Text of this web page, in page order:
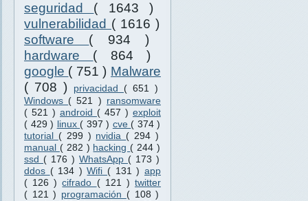
seguridad ( 1643 )
vulnerabilidad ( 1616 )
software ( 934 )
hardware ( 864 )
google ( 751 ) Malware
( 708 )
privacidad ( 651 )
Windows ( 521 ) ransomware
( 521 ) android ( 457 ) exploit
( 429 ) linux ( 397 ) cve ( 374 )
tutorial ( 299 ) nvidia ( 294 )
manual ( 282 ) hacking ( 244 )
ssd ( 176 ) WhatsApp ( 173 )
ddos ( 134 )Wifi ( 131 ) app
( 126 )cifrado ( 121 )twitter
( 121 ) programación ( 108 )